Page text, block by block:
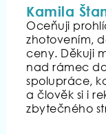
Kamila
Oceňuji
zhotovením,
ceny. Děkuji
nad rámec
spolupráce,
a člověk si i
zbytečného